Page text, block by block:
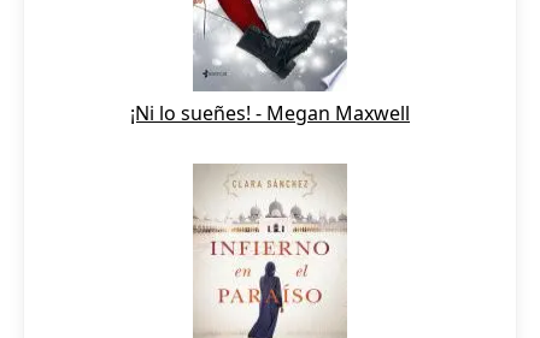
¡Ni lo sueñes! - Megan Maxwell